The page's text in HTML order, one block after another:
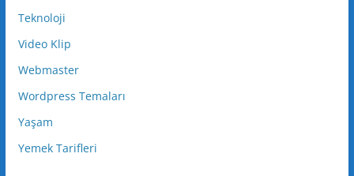
Teknoloji
Video Klip
Webmaster
Wordpress Temaları
Yaşam
Yemek Tarifleri